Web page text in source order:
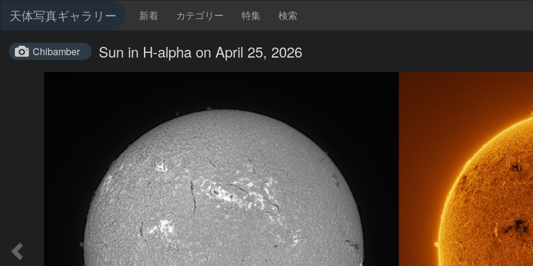
天体写真ギャラリー 新着 カテゴリー 特集 検索
Chibamber Sun in H-alpha on April 25, 2026